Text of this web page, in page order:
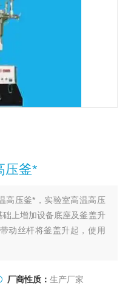
压釜*
高压釜*，实验室高温高压
上增加设备底座及釜盖升
动丝杆将釜盖升起，使用
厂商性质： 生产厂家